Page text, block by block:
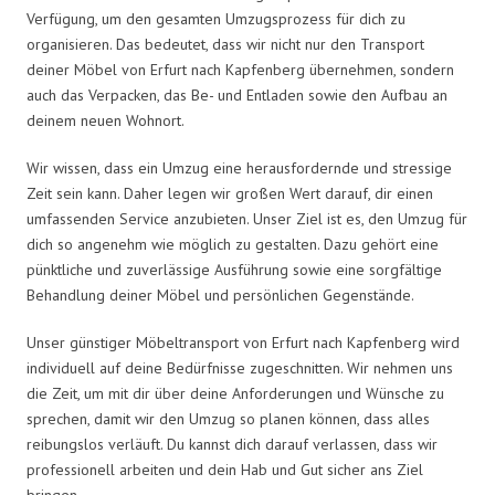
Verfügung, um den gesamten Umzugsprozess für dich zu
organisieren. Das bedeutet, dass wir nicht nur den Transport
deiner Möbel von Erfurt nach Kapfenberg übernehmen, sondern
auch das Verpacken, das Be- und Entladen sowie den Aufbau an
deinem neuen Wohnort.
Wir wissen, dass ein Umzug eine herausfordernde und stressige
Zeit sein kann. Daher legen wir großen Wert darauf, dir einen
umfassenden Service anzubieten. Unser Ziel ist es, den Umzug für
dich so angenehm wie möglich zu gestalten. Dazu gehört eine
pünktliche und zuverlässige Ausführung sowie eine sorgfältige
Behandlung deiner Möbel und persönlichen Gegenstände.
Unser günstiger Möbeltransport von Erfurt nach Kapfenberg wird
individuell auf deine Bedürfnisse zugeschnitten. Wir nehmen uns
die Zeit, um mit dir über deine Anforderungen und Wünsche zu
sprechen, damit wir den Umzug so planen können, dass alles
reibungslos verläuft. Du kannst dich darauf verlassen, dass wir
professionell arbeiten und dein Hab und Gut sicher ans Ziel